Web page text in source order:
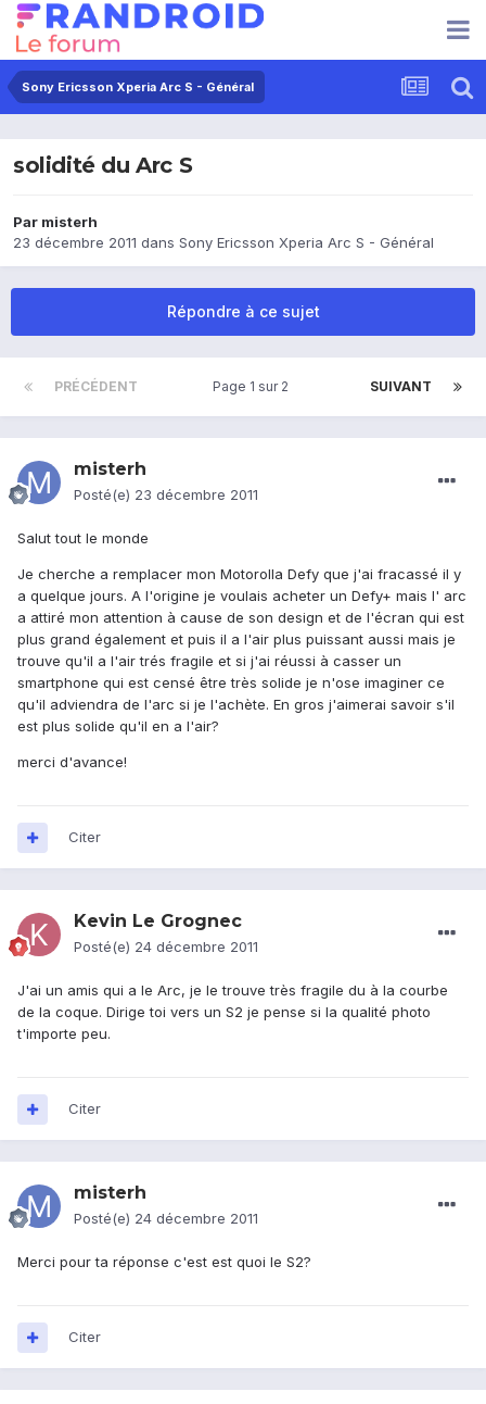
Sony Ericsson Xperia Arc S - Général
solidité du Arc S
Par misterh
23 décembre 2011 dans Sony Ericsson Xperia Arc S - Général
Répondre à ce sujet
PRÉCÉDENT SUIVANT
Page 1 sur 2
misterh
Posté(e) 23 décembre 2011
Salut tout le monde
Je cherche a remplacer mon Motorolla Defy que j'ai fracassé il y
a quelque jours. A l'origine je voulais acheter un Defy+ mais l' arc
a attiré mon attention à cause de son design et de l'écran qui est
plus grand également et puis il a l'air plus puissant aussi mais je
trouve qu'il a l'air trés fragile et si j'ai réussi à casser un
smartphone qui est censé être très solide je n'ose imaginer ce
qu'il adviendra de l'arc si je l'achète. En gros j'aimerai savoir s'il
est plus solide qu'il en a l'air?
merci d'avance!
Citer
Kevin Le Grognec
Posté(e) 24 décembre 2011
J'ai un amis qui a le Arc, je le trouve très fragile du à la courbe
de la coque. Dirige toi vers un S2 je pense si la qualité photo
t'importe peu.
Citer
misterh
Posté(e) 24 décembre 2011
Merci pour ta réponse c'est est quoi le S2?
Citer